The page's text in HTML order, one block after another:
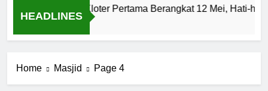
HEADLINES
Jemaah Haji Kloter Pertama Berangkat 12 Mei, Hati-hati
Home Masjid Page 4